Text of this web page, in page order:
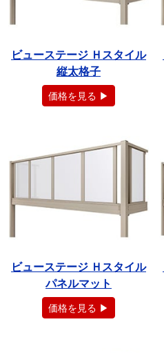
ビューステージ Ｈスタイル
縦太格子
価格を見る ▶
ビューステージ Ｈスタイル
パネルマット
価格を見る ▶